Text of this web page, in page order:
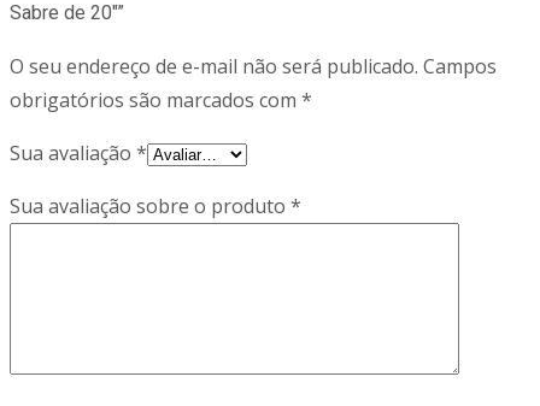
Sabre de 20″”
O seu endereço de e-mail não será publicado. Campos
obrigatórios são marcados com *
Sua avaliação *
Sua avaliação sobre o produto *